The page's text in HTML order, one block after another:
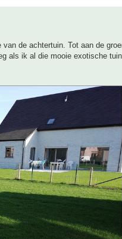
de achtertuin. Tot aan de
als ik al die mooie exotische